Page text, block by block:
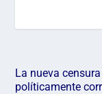
La nueva
políticamente